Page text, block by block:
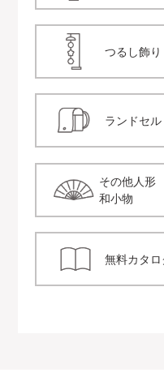
つるし飾り
ランドセル
その他人形
和小物
無料カタロ